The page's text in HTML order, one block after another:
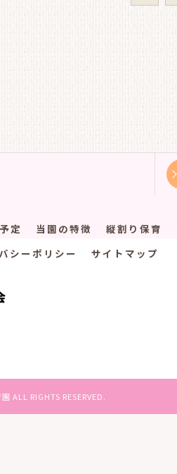
定 当園の特徴 縦割り保育
シーポリシー サイトマップ
ALL RIGHTS RESERVED.